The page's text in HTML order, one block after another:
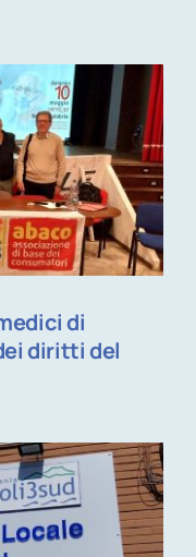
di
diritti del